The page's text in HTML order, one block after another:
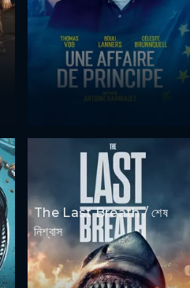
The Last Breath / শেষ
নিশ্বাস